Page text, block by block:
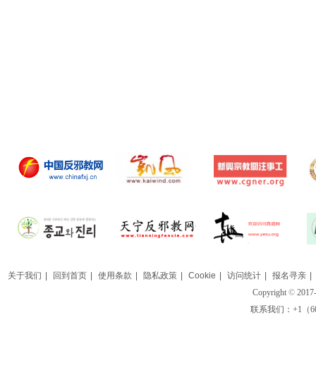
关于我们 回到首页 使用条款 隐私政策 Cookie 访问统计 报名寻亲
Copyright ©
联系我们：+1（